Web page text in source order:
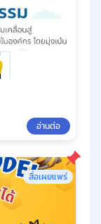
อ่านต่อ
สื่อเผยแพร่